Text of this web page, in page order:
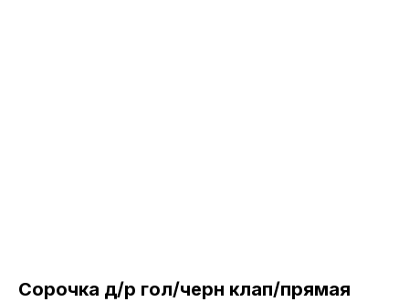
Сорочка д/р гол/черн клап/прямая